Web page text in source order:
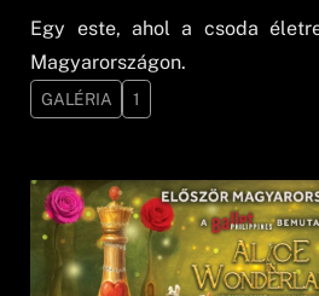
Egy este, ahol a csoda
Magyarországon.
GALÉRIA 1